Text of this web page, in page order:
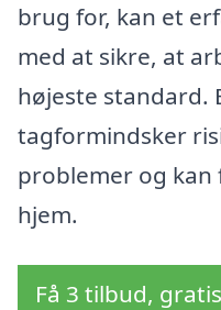
brug for, kan et
med at sikre, at
højeste standard.
tagformindsker
problemer og
hjem.
Få 3 tilbud,